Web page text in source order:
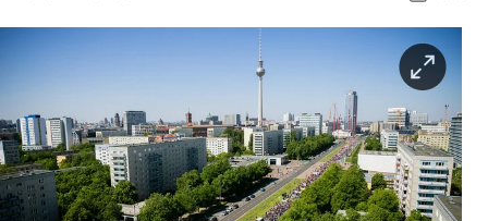
berlin
nord
wahrheit
verlag